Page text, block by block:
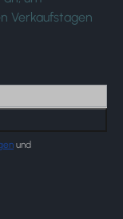
Verkaufstagen
und